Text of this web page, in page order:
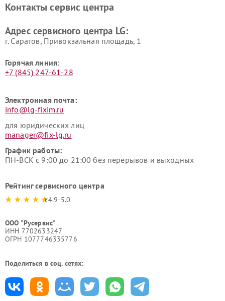
Ремонт морозильных камер
Ремонт вертикальных
Контакты сервис центра
Адрес сервисного центра LG:
г. Саратов, Привокзальная площадь, 1
Горячая линия:
+7 (845) 247-61-28
Электронная почта:
info@lg-fixim.ru
для юридических лиц
manager@fix-lg.ru
График работы:
ПН-ВСК с 9:00 до 21:00 без перерывов и выходных
Рейтинг сервисного центра
4.9-5.0
ООО "Русервис"
ИНН 7702633247
ОГРН 1077746335776
Поделиться в соц. сетях: